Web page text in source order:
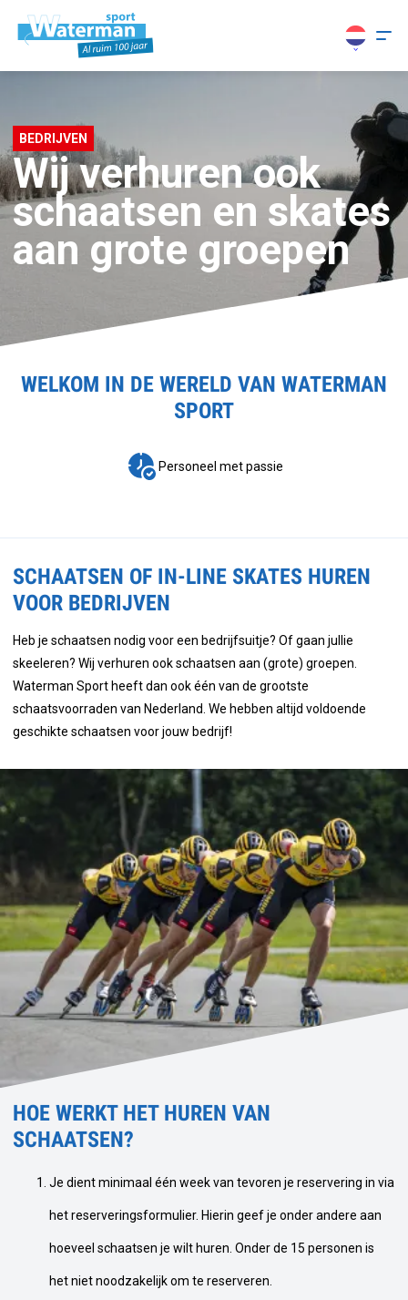
BEDRIJVEN
Wij verhuren ook
schaatsen en skates
aan grote groepen
WELKOM IN DE WERELD VAN WATERMAN
SPORT
Personeel met passie
SCHAATSEN OF IN-LINE SKATES HUREN
VOOR BEDRIJVEN
Heb je schaatsen nodig voor een bedrijfsuitje? Of gaan jullie
skeeleren? Wij verhuren ook schaatsen aan (grote) groepen.
Waterman Sport heeft dan ook één van de grootste
schaatsvoorraden van Nederland. We hebben altijd voldoende
geschikte schaatsen voor jouw bedrijf!
HOE WERKT HET HUREN VAN
SCHAATSEN?
Je dient minimaal één week van tevoren je reservering in via
het reserveringsformulier. Hierin geef je onder andere aan
hoeveel schaatsen je wilt huren. Onder de 15 personen is
het niet noodzakelijk om te reserveren.